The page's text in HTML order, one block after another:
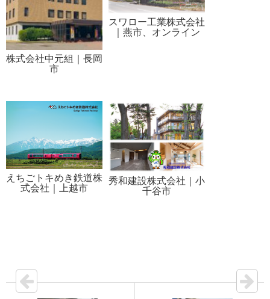
株式会社中元組｜長岡
市
スワロー工業株式会社
｜燕市、オンライン
えちごトキめき鉄道株
式会社｜上越市
秀和建設株式会社｜小
千谷市